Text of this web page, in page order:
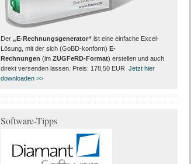
Der „E-Rechnungsgenerator“ ist eine einfache Excel-
Lösung, mit der sich (GoBD-konform) E-
Rechnungen (im ZUGFeRD-Format) erstellen und auch
direkt versenden lassen. Preis: 178,50 EUR Jetzt hier
downloaden >>
Software-Tipps